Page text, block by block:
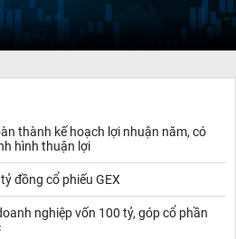
thành kế hoạch lợi nhuận năm, có
hình thuận lợi
đồng cổ phiếu GEX
nghiệp vốn 100 tỷ, góp cổ phần